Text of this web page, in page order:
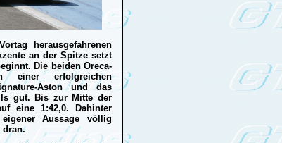
herausgefahrenen
an der Spitze setzt
Die beiden Oreca-
erfolgreichen
Aston und das
gut. Bis zur Mitte der
eine 1:42,0. Dahinter
Aussage völlig
dran.